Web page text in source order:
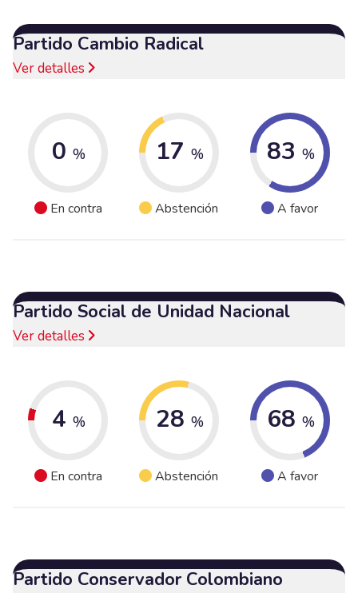
Partido Cambio Radical
Ver detalles
0 %
En contra
17 %
Abstención
83 %
A favor
Partido Social de Unidad Nacional
Ver detalles
4 %
En contra
28 %
Abstención
68 %
A favor
Partido Conservador Colombiano